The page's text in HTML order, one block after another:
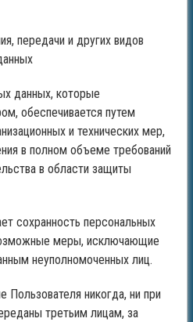
передачи и других видов
данных, которые
обеспечивается путем
и технических мер,
в полном объеме требований
в области защиты
сохранность персональных
меры, исключающие
неуполномоченных лиц.
никогда, ни при
третьим лицам, за